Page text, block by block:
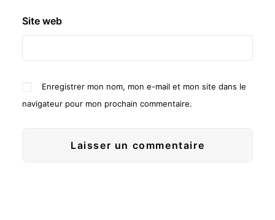
Site web
Enregistrer mon nom, mon e-mail et mon site dans le
navigateur pour mon prochain commentaire.